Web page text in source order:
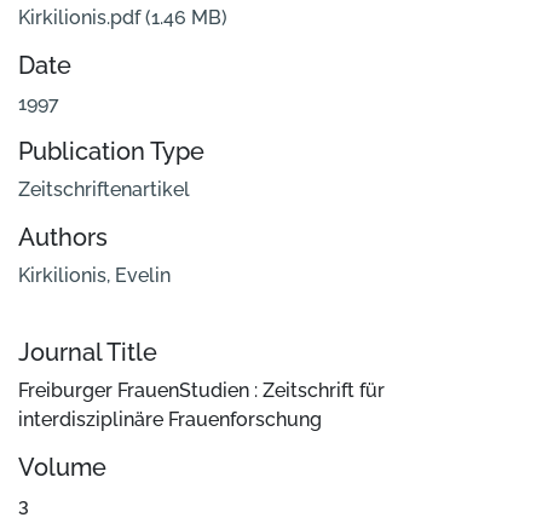
Kirkilionis.pdf(1.46 MB)
Date
1997
Publication Type
Zeitschriftenartikel
Authors
Kirkilionis, Evelin
Journal Title
Freiburger FrauenStudien : Zeitschrift für
interdisziplinäre Frauenforschung
Volume
3